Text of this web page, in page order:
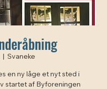
  |
Svaneke
en ny låge et nyt sted i
startet af Byforeningen